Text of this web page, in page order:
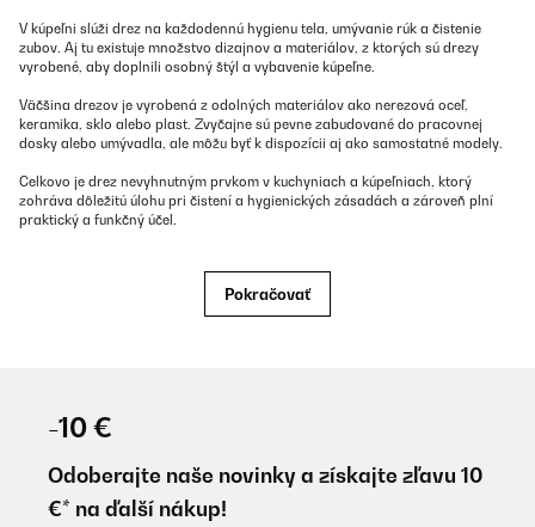
V kúpeľni slúži drez na každodennú hygienu tela, umývanie rúk a čistenie
zubov. Aj tu existuje množstvo dizajnov a materiálov, z ktorých sú drezy
vyrobené, aby doplnili osobný štýl a vybavenie kúpeľne.
Väčšina drezov je vyrobená z odolných materiálov ako nerezová oceľ,
keramika, sklo alebo plast. Zvyčajne sú pevne zabudované do pracovnej
dosky alebo umývadla, ale môžu byť k dispozícii aj ako samostatné modely.
Celkovo je drez nevyhnutným prvkom v kuchyniach a kúpeľniach, ktorý
zohráva dôležitú úlohu pri čistení a hygienických zásadách a zároveň plní
praktický a funkčný účel.
Drez s jednou misou:
na umývanie riadu vo väčších množstvách.
Dvojitý drez:Pri tomto type drezu sú dve oddelené misy,
Pokračovať
-10 €
Odoberajte naše novinky a získajte zľavu 10
€* na ďalší nákup!